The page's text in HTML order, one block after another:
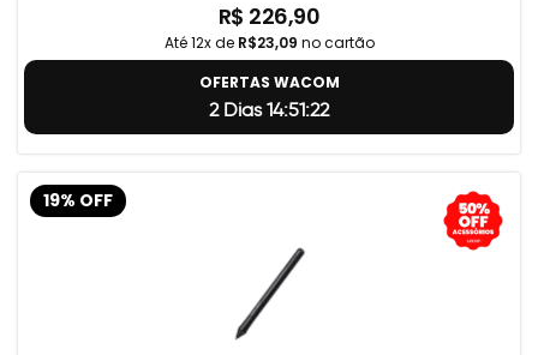
R$ 226,90
Até 12x de R$23,09 no cartão
OFERTAS WACOM
2 Dias 14:51:22
19% OFF